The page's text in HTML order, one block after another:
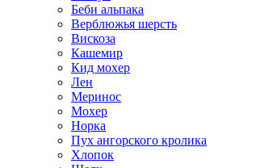
Беби альпака
Верблюжья шерсть
Вискоза
Кашемир
Кид мохер
Лен
Меринос
Мохер
Норка
Пух ангорского кролика
Хлопок